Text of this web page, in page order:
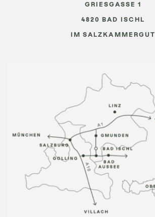
GRIESGASSE 1
4820 BAD ISCHL
IM SALZKAMMERGUT